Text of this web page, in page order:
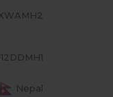
Nepal